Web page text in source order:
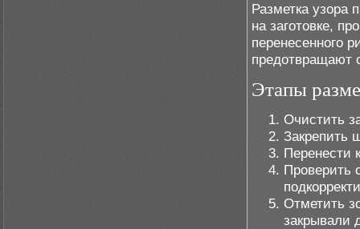
Разметка узора
на заготовке,
перенесенного
предотвращают
Этапы
Очистить
Закрепить
Перенести
Проверить
Отметить
закрывали